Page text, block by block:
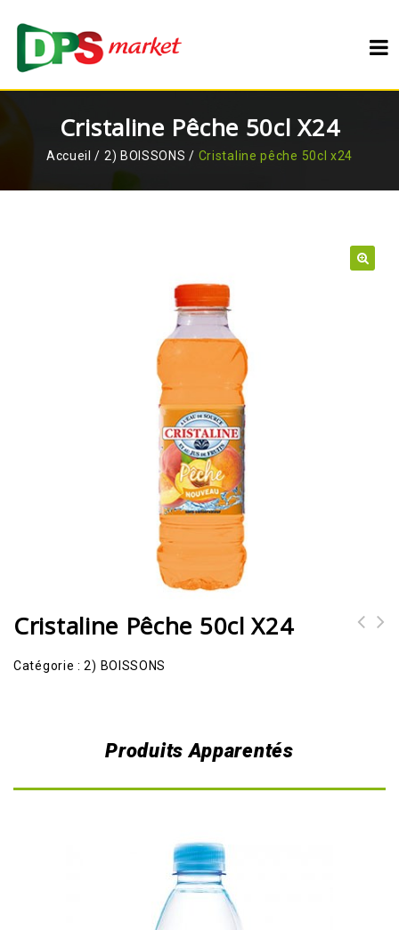
Cristaline Pêche 50cl X24
Accueil / 2) BOISSONS / Cristaline pêche 50cl x24
Cristaline Pêche 50cl X24
Catégorie :2) BOISSONS
Produits Apparentés